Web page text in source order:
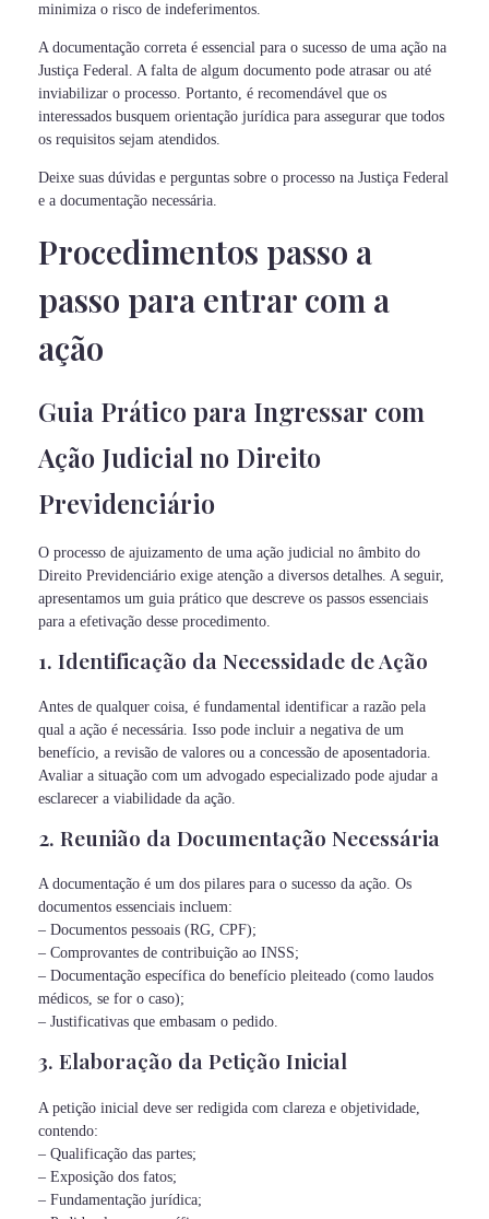
minimiza o risco de indeferimentos.
A documentação correta é essencial para o sucesso de uma ação na
Justiça Federal. A falta de algum documento pode atrasar ou até
inviabilizar o processo. Portanto, é recomendável que os
interessados busquem orientação jurídica para assegurar que todos
os requisitos sejam atendidos.
Deixe suas dúvidas e perguntas sobre o processo na Justiça Federal
e a documentação necessária.
Procedimentos passo a
passo para entrar com a
ação
Guia Prático para Ingressar com
Ação Judicial no Direito
Previdenciário
O processo de ajuizamento de uma ação judicial no âmbito do
Direito Previdenciário exige atenção a diversos detalhes. A seguir,
apresentamos um guia prático que descreve os passos essenciais
para a efetivação desse procedimento.
1. Identificação da Necessidade de Ação
Antes de qualquer coisa, é fundamental identificar a razão pela
qual a ação é necessária. Isso pode incluir a negativa de um
benefício, a revisão de valores ou a concessão de aposentadoria.
Avaliar a situação com um advogado especializado pode ajudar a
esclarecer a viabilidade da ação.
2. Reunião da Documentação Necessária
A documentação é um dos pilares para o sucesso da ação. Os
documentos essenciais incluem:
– Documentos pessoais (RG, CPF);
– Comprovantes de contribuição ao INSS;
– Documentação específica do benefício pleiteado (como laudos
médicos, se for o caso);
– Justificativas que embasam o pedido.
3. Elaboração da Petição Inicial
A petição inicial deve ser redigida com clareza e objetividade,
contendo:
– Qualificação das partes;
– Exposição dos fatos;
– Fundamentação jurídica;